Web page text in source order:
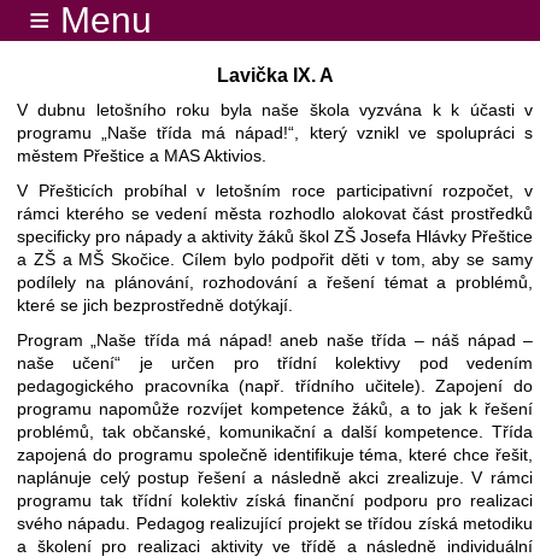
≡ Menu
Lavička IX. A
V dubnu letošního roku byla naše škola vyzvána k k účasti v
programu „Naše třída má nápad!“, který vznikl ve spolupráci s
městem Přeštice a MAS Aktivios.
V Přešticích probíhal v letošním roce participativní rozpočet, v
rámci kterého se vedení města rozhodlo alokovat část prostředků
specificky pro nápady a aktivity žáků škol ZŠ Josefa Hlávky Přeštice
a ZŠ a MŠ Skočice. Cílem bylo podpořit děti v tom, aby se samy
podílely na plánování, rozhodování a řešení témat a problémů,
které se jich bezprostředně dotýkají.
Program „Naše třída má nápad! aneb naše třída – náš nápad –
naše učení“ je určen pro třídní kolektivy pod vedením
pedagogického pracovníka (např. třídního učitele). Zapojení do
programu napomůže rozvíjet kompetence žáků, a to jak k řešení
problémů, tak občanské, komunikační a další kompetence. Třída
zapojená do programu společně identifikuje téma, které chce řešit,
naplánuje celý postup řešení a následně akci zrealizuje. V rámci
programu tak třídní kolektiv získá finanční podporu pro realizaci
svého nápadu. Pedagog realizující projekt se třídou získá metodiku
a školení pro realizaci aktivity ve třídě a následně individuální